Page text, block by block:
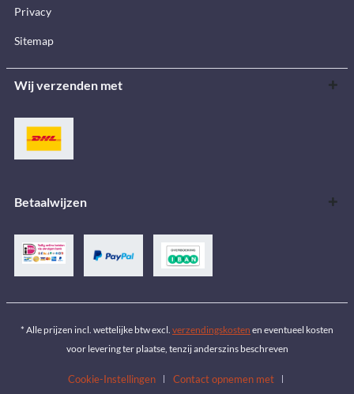
Privacy
Sitemap
Wij verzenden met
Betaalwijzen
* Alle prijzen incl. wettelijke btw excl. verzendingskosten en eventueel kosten
voor levering ter plaatse, tenzij anderszins beschreven
Cookie-Instellingen Contact opnemen met